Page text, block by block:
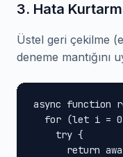
3. Hata
Üstel geri çekilme
deneme mantığını
async function
for (let i =
    try {
return